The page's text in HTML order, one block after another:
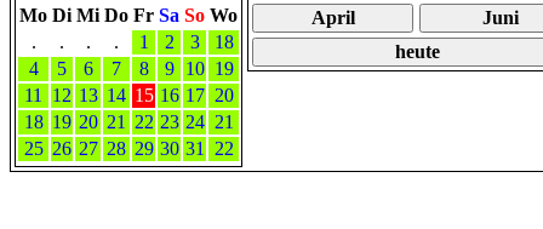
Mo Di Mi Do Fr Sa So Wo
.
. . . 1 2 3
18
4
5 6 7 8 9 10 19
11
12 13 14 15 16 17 20
18 19 20 21 22 23 24 21
25 26 27 28 29 30 31 22
April
Juni
heute